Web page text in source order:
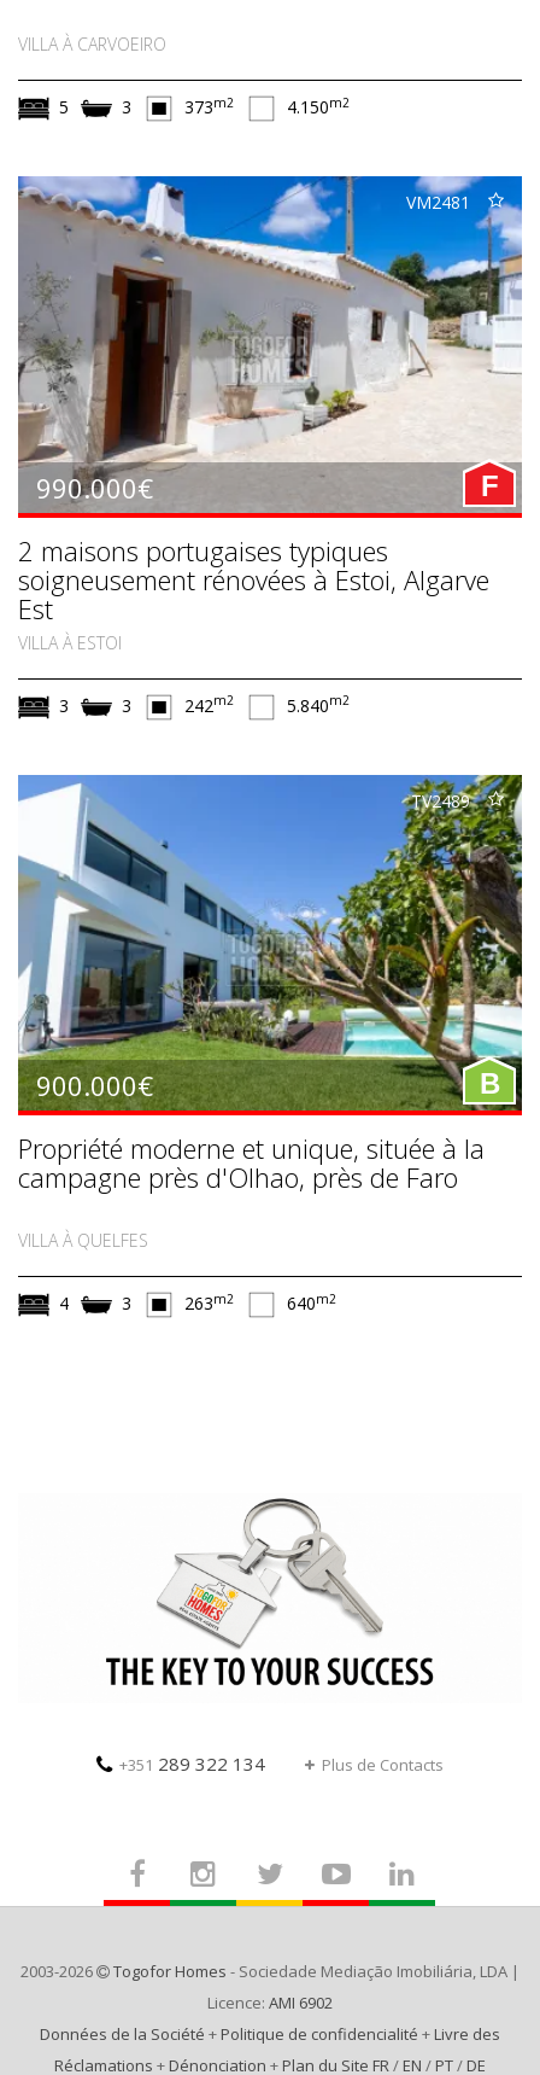
VILLA À CARVOEIRO
5 3 373m2 4.150m2
VM2481
990.000€ F
2 maisons portugaises typiques
soigneusement rénovées à Estoi, Algarve
Est
VILLA À ESTOI
3 3 242m2 5.840m2
TV2489
900.000€ B
Propriété moderne et unique, située à la
campagne près d'Olhao, près de Faro
VILLA À QUELFES
4 3 263m2 640m2
+351 289 322 134 Plus de Contacts
2003-2026 Togofor Homes - Sociedade Mediação Imobiliária, LDA |
Licence: AMI 6902
Données de la Société + Politique de confidencialité + Livre des
Réclamations + Dénonciation + Plan du Site FR/ EN / PT/ DE